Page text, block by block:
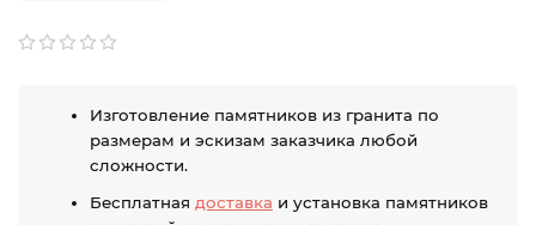
Изготовление памятников из гранита по
размерам и эскизам заказчика любой
сложности.
Бесплатная доставка и установка памятников